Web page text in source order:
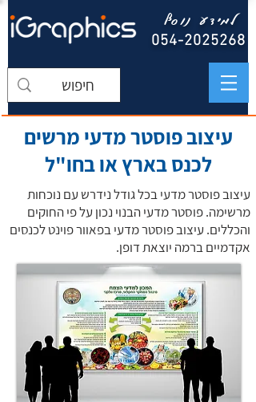
למידע נוסף
054-2025268
עיצוב פוסטר מדעי בכל גודל נידרש עם נוכחות
מרשימה. פוסטר מדעי הבנוי נכון על פי החוקים
והכללים. עיצוב פוסטר מדעי בפאוור פוינט לכנסים
אקדמיים ברמה יוצאת דופן.
עיצוב פוסטר מדעי מרשים
לכנס בארץ או בחו"ל